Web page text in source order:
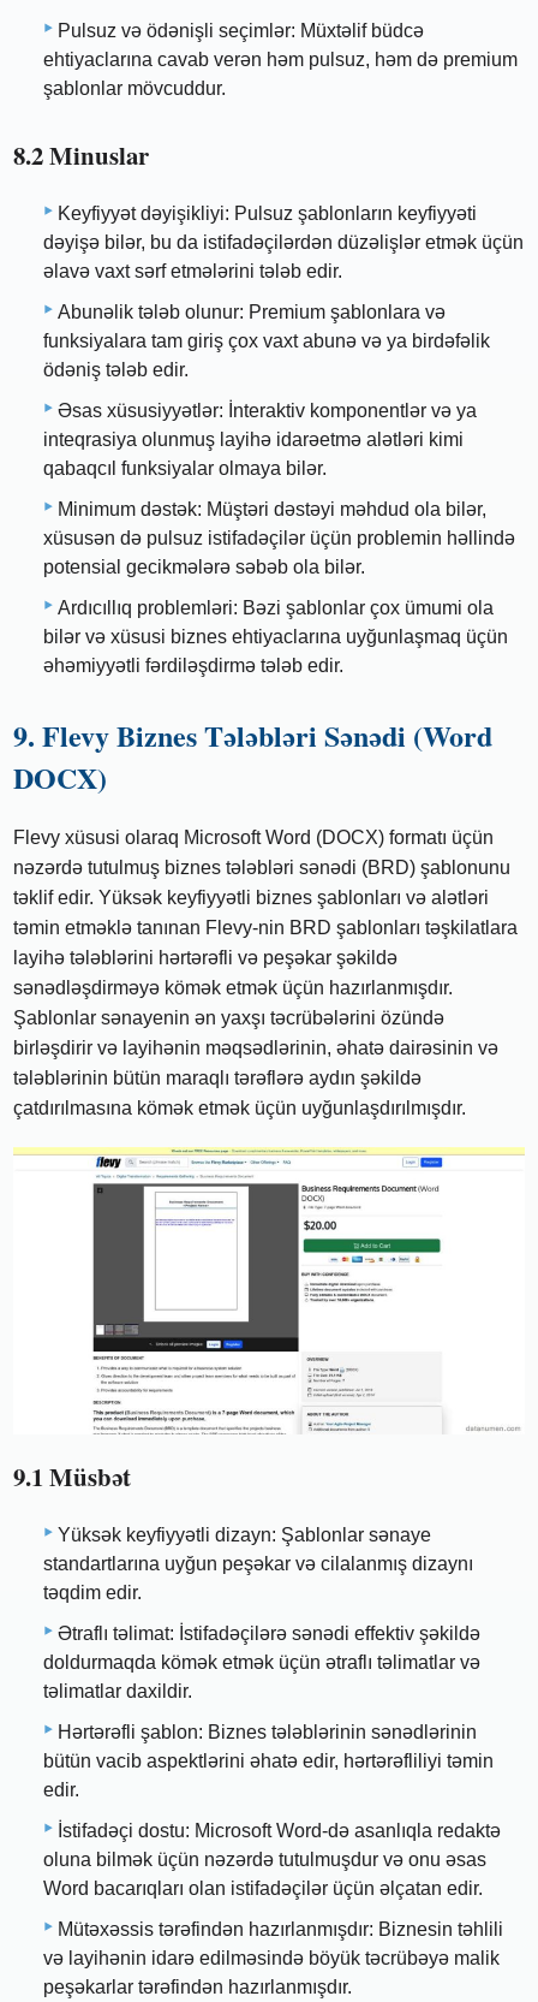
Pulsuz və ödənişli seçimlər: Müxtəlif büdcə
ehtiyaclarına cavab verən həm pulsuz, həm də premium
şablonlar mövcuddur.
8.2 Minuslar
Keyfiyyət dəyişikliyi: Pulsuz şablonların keyfiyyəti
dəyişə bilər, bu da istifadəçilərdən düzəlişlər etmək üçün
əlavə vaxt sərf etmələrini tələb edir.
Abunəlik tələb olunur: Premium şablonlara və
funksiyalara tam giriş çox vaxt abunə və ya birdəfəlik
ödəniş tələb edir.
Əsas xüsusiyyətlər: İnteraktiv komponentlər və ya
inteqrasiya olunmuş layihə idarəetmə alətləri kimi
qabaqcıl funksiyalar olmaya bilər.
Minimum dəstək: Müştəri dəstəyi məhdud ola bilər,
xüsusən də pulsuz istifadəçilər üçün problemin həllində
potensial gecikmələrə səbəb ola bilər.
Ardıcıllıq problemləri: Bəzi şablonlar çox ümumi ola
bilər və xüsusi biznes ehtiyaclarına uyğunlaşmaq üçün
əhəmiyyətli fərdiləşdirmə tələb edir.
9. Flevy Biznes Tələbləri Sənədi (Word
DOCX)
Flevy xüsusi olaraq Microsoft Word (DOCX) formatı üçün
nəzərdə tutulmuş biznes tələbləri sənədi (BRD) şablonunu
təklif edir. Yüksək keyfiyyətli biznes şablonları və alətləri
təmin etməklə tanınan Flevy-nin BRD şablonları təşkilatlara
layihə tələblərini hərtərəfli və peşəkar şəkildə
sənədləşdirməyə kömək etmək üçün hazırlanmışdır.
Şablonlar sənayenin ən yaxşı təcrübələrini özündə
birləşdirir və layihənin məqsədlərinin, əhatə dairəsinin və
tələblərinin bütün maraqlı tərəflərə aydın şəkildə
çatdırılmasına kömək etmək üçün uyğunlaşdırılmışdır.
9.1 Müsbət
Yüksək keyfiyyətli dizayn: Şablonlar sənaye
standartlarına uyğun peşəkar və cilalanmış dizaynı
təqdim edir.
Ətraflı təlimat: İstifadəçilərə sənədi effektiv şəkildə
doldurmaqda kömək etmək üçün ətraflı təlimatlar və
təlimatlar daxildir.
Hərtərəfli şablon: Biznes tələblərinin sənədlərinin
bütün vacib aspektlərini əhatə edir, hərtərəfliliyi təmin
edir.
İstifadəçi dostu: Microsoft Word-də asanlıqla redaktə
oluna bilmək üçün nəzərdə tutulmuşdur və onu əsas
Word bacarıqları olan istifadəçilər üçün əlçatan edir.
Mütəxəssis tərəfindən hazırlanmışdır: Biznesin təhlili
və layihənin idarə edilməsində böyük təcrübəyə malik
peşəkarlar tərəfindən hazırlanmışdır.